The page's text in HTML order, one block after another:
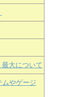
大について
ムやゲージ